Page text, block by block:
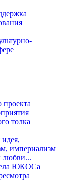
толка
империализм
любви...
ЮКОСа